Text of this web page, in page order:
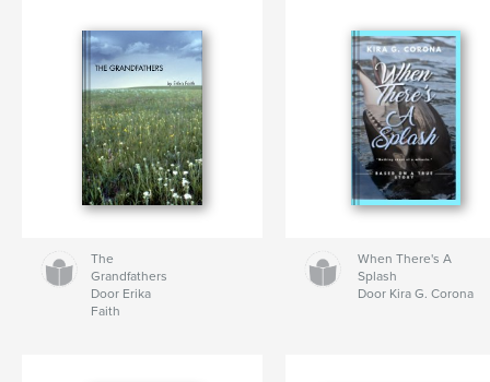
The
Grandfathers
Door Erika
Faith
When There's A
Splash
Door Kira G. Corona